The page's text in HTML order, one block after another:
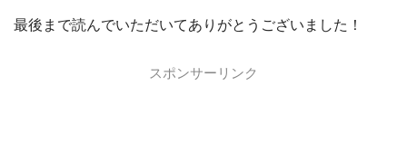
最後まで読んでいただいてありがとうございました！
スポンサーリンク